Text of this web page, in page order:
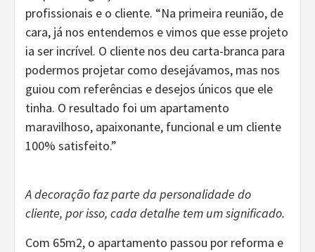
profissionais e o cliente. “Na primeira reunião, de
cara, já nos entendemos e vimos que esse projeto
ia ser incrível. O cliente nos deu carta-branca para
podermos projetar como desejávamos, mas nos
guiou com referências e desejos únicos que ele
tinha. O resultado foi um apartamento
maravilhoso, apaixonante, funcional e um cliente
100% satisfeito.”
A decoração faz parte da personalidade do
cliente, por isso, cada detalhe tem um significado.
Com 65m2, o apartamento passou por reforma e